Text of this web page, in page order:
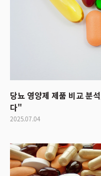
당뇨 영양제 제품 비교 분
다"
2025.07.04